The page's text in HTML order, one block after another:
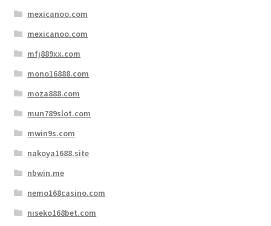
mexicanoo.com
mexicanoo.com
mfj889xx.com
mono16888.com
moza888.com
mun789slot.com
mwin9s.com
nakoya1688.site
nbwin.me
nemo168casino.com
niseko168bet.com